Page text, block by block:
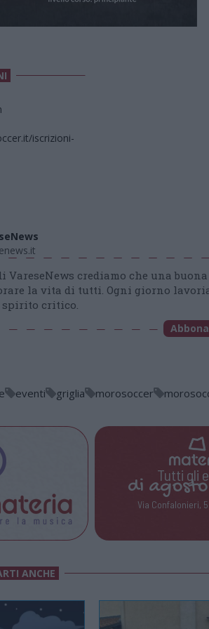
iscrizioni-
VareseNews crediamo che una
la vita di tutti. Ogni giorno
critico.
eventi griglia morosoccer
Tutti gli
di agosto
Via Confalonieri,
ANCHE